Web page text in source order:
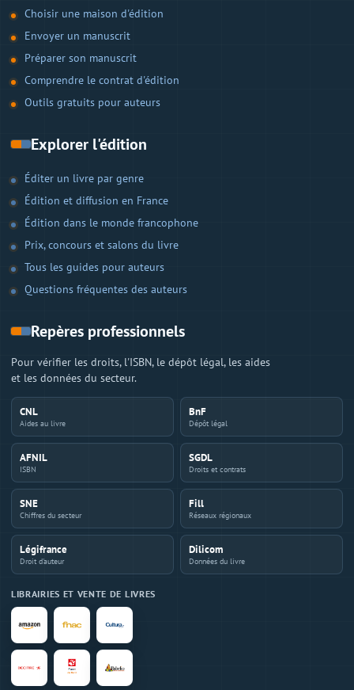
Choisir une maison d'édition
Envoyer un manuscrit
Préparer son manuscrit
Comprendre le contrat d'édition
Outils gratuits pour auteurs
Explorer l'édition
Éditer un livre par genre
Édition et diffusion en France
Édition dans le monde francophone
Prix, concours et salons du livre
Tous les guides pour auteurs
Questions fréquentes des auteurs
Repères professionnels
Pour vérifier les droits, l'ISBN, le dépôt légal, les aides
et les données du secteur.
CNL
Aides au livre
BnF
Dépôt légal
AFNIL
ISBN
SGDL
Droits et contrats
SNE
Chiffres du secteur
Fill
Réseaux régionaux
Légifrance
Droit d'auteur
Dilicom
Données du livre
LIBRAIRIES ET VENTE DE LIVRES